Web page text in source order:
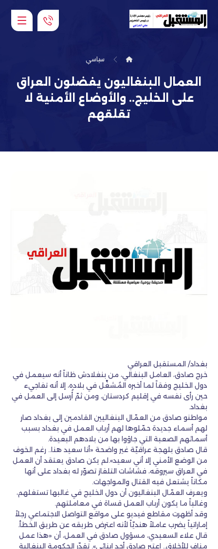
سياسي
العمال البنغاليون يفضلون العراق
على الخليج.. والأوضاع الأمنية لا
تقلقهم
بغداد/ المستقبل العراقي
خرج صادق، العامل البنغالي، من بنغلادش ظاناً أنه سيعمل في
دول الخليج وفقاً لما أخبره المُشغِّل في بلاده، إلا أنه تفاجيء
حين رأى نفسه في إقليم كردستان، ومن ثمّ أُرسل إلى العمل في
بغداد.
مواطنو صادق من العمّال البنغاليين القادمين إلى بغداد صار
لهم أسماء جديدة حمّلوها لهم أرباب العمل في بغداد بسبب
أسمائهم الصعبة التي جاؤوا بها من بلادهم البعيدة.
قال صادق بلهجة عراقيّة غير واضحة «أنا سعيد هنا.. رغم الخوف
من الوضع الأمني إلا أني سعيد».لم يكن صادق يعتقد أن العمل
في العراق سيروقه، فشاشات التلفاز تصوّر له بغداد على أنها
مكاناً يشتعل فيه القتال والمواجهات.
ويعرف العمّال البنغاليون أن دول الخليج في غالبها تستغلهم،
وغالباً ما يكون أرباب العمل قساة في معاملتهم.
وقد أظهرت مقاطع فيديو على مواقع التواصل الاجتماعي رجلاً
إماراتياً يضرب عاملاً هنديّاً لأنه اعترض طريقه عن طريق الخطأ.
قال علاء السعيدي، مسؤول صادق في العمل، أن «هذا عمل
منافٍ للأخلاق.. اعتبر صادق أحد ابنائي». تقدّر الحكومة البنغالية